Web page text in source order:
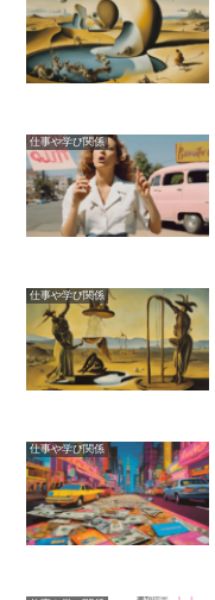
仕事や学び関係
仕事や学び関係
仕事や学び関係